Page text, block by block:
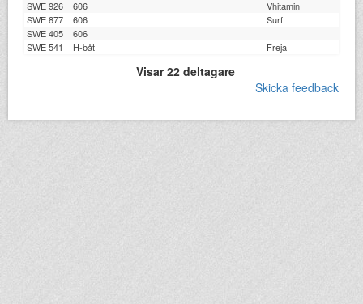
SWE 926
606
Vhitamin
SWE 877
606
Surf
SWE 405
606
SWE 541
H-båt Freja
Visar 22 deltagare
Skicka feedback